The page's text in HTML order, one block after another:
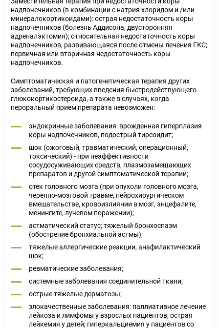
надпочечников (в комбинации с натрия хлоридом и /или
минералокортикоидами): острая недостаточность коры
надпочечников (болезнь Аддисона, двусторонняя
адреналэктомия); относительная недостаточность коры
надпочечников, развивающаяся после отмены лечения ГКС;
первичная или вторичная недостаточность коры
надпочечников.
Симптоматическая и патогенетическая терапия других
заболеваний, требующих введения быстродействующего
глюкокортикостероида, а также в случаях, когда
пероральный прием препарата невозможен:
эндокринные заболевания: врожденная гиперплазия
коры надпочечников, подострый тиреоидит;
шок (ожоговый, травматический, операционный,
токсический) - при неэффективности
сосудосуживающих средств, плазмозамещающих
препаратов и другой симптоматической терапии;
отек головного мозга (при опухоли головного мозга,
черепно-мозговой травме, нейрохирургическом
вмешательстве, кровоизлиянии в мозг, энцефалите,
менингите, лучевом поражении);
астматический статус; тяжелый бронхоспазм
(обострение бронхиальной астмы);
тяжелые аллергические реакции, анафилактический
шок;
ревматические заболевания;
системные заболевания соединительной ткани;
острые тяжелые дерматозы;
злокачественные заболевания: паллиативное лечение
лейкоза и лимфомы у взрослых пациентов; острая
лейкемия у детей; гиперкальциемия у пациентов со